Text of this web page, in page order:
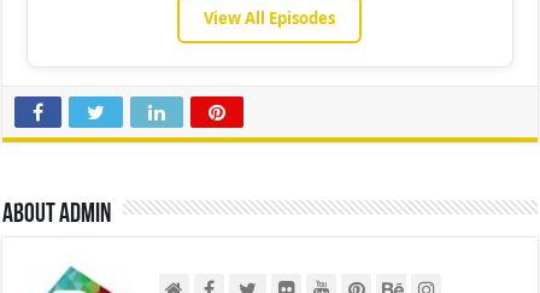
View All Episodes
About admin